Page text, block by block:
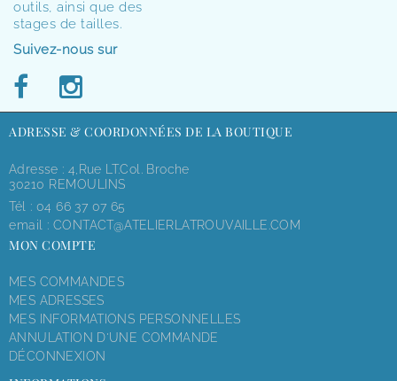
outils, ainsi que des
stages de tailles.
Suivez-nous sur
ADRESSE & COORDONNÉES DE LA BOUTIQUE
Adresse : 4,rue LT.Col. Broche
30210 REMOULINS
Tél : 04 66 37 07 65
email : CONTACT@ATELIERLATROUVAILLE.COM
MON COMPTE
MES COMMANDES
MES ADRESSES
MES INFORMATIONS PERSONNELLES
ANNULATION D'UNE COMMANDE
DÉCONNEXION